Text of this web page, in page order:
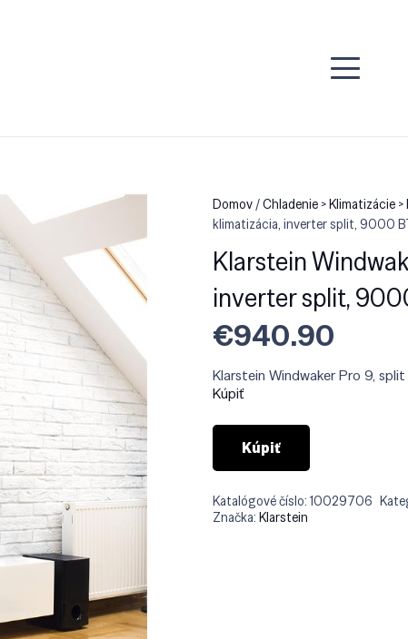
Domov/Chladenie > Klimatizácie
klimatizácia, inverter split, 9000
Klarstein
inverter split,
€940.90
Klarstein Windwaker Pro 9,
Kúpiť
Kúpiť
Katalógové číslo:10029706
Značka:Klarstein